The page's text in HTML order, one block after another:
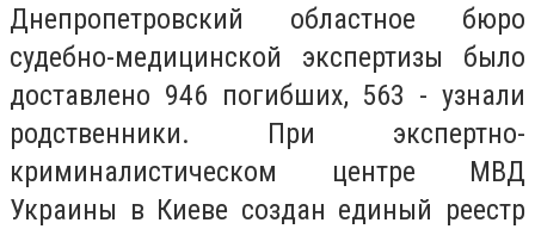
Днепропетровский областное бюро
судебно-медицинской экспертизы было
доставлено 946 погибших, 563 - узнали
родственники. При экспертно-
криминалистическом центре МВД
Украины в Киеве создан единый реестр